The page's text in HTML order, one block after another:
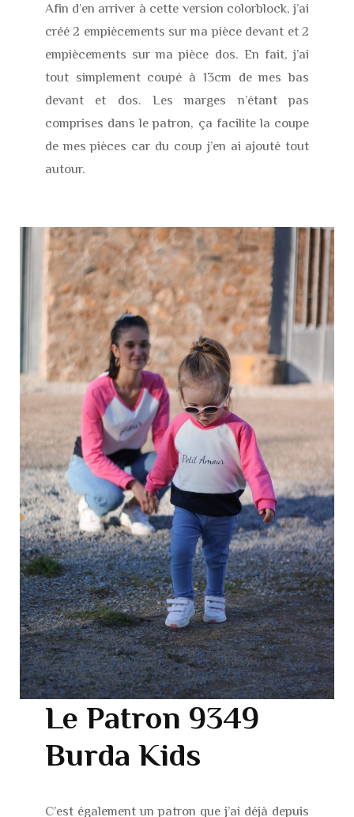
Afin d’en arriver à cette version colorblock, j’ai
créé 2 empiècements sur ma pièce devant et 2
empiècements sur ma pièce dos. En fait, j’ai
tout simplement coupé à 13cm de mes bas
devant et dos. Les marges n’étant pas
comprises dans le patron, ça facilite la coupe
de mes pièces car du coup j’en ai ajouté tout
autour.
Le Patron 9349
Burda Kids
C’est également un patron que j’ai déjà depuis